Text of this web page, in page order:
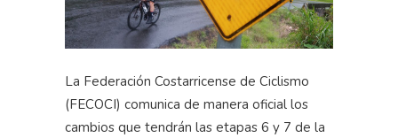
La Federación Costarricense de Ciclismo
(FECOCI) comunica de manera oficial los
cambios que tendrán las etapas 6 y 7 de la